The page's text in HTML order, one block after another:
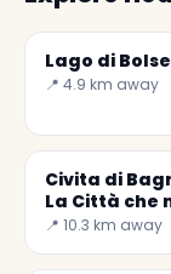
Lago di
📍 4.9 km away
Civita di
La Città che
📍 10.3 km away